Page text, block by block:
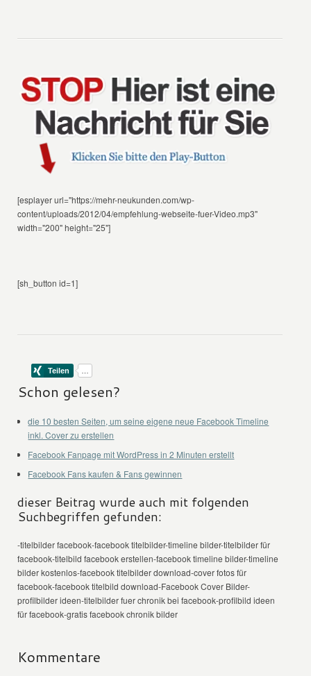
[esplayer url="https://mehr-neukunden.com/wp-
content/uploads/2012/04/empfehlung-webseite-fuer-Video.mp3"
width="200" height="25"]
[sh_button id=1]
Schon gelesen?
die 10 besten Seiten, um seine eigene neue Facebook Timeline
inkl. Cover zu erstellen
Facebook Fanpage mit WordPress in 2 Minuten erstellt
Facebook Fans kaufen & Fans gewinnen
dieser Beitrag wurde auch mit folgenden
Suchbegriffen gefunden:
-titelbilder facebook-facebook titelbilder-timeline bilder-titelbilder für
facebook-titelbild facebook erstellen-facebook timeline bilder-timeline
bilder kostenlos-facebook titelbilder download-cover fotos für
facebook-facebook titelbild download-Facebook Cover Bilder-
profilbilder ideen-titelbilder fuer chronik bei facebook-profilbild ideen
für facebook-gratis facebook chronik bilder
Kommentare